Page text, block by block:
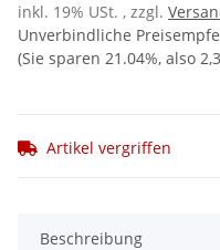
inkl. 19% USt. , zzgl.
Unverbindliche
(Sie sparen 21.04%, also
Artikel vergriffen
Beschreibung